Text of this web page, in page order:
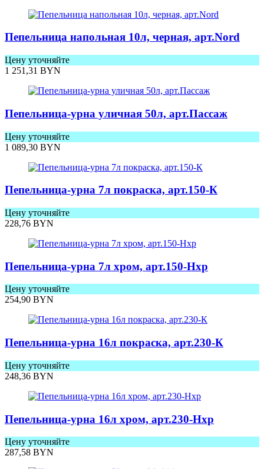
Пепельница напольная 10л, черная, арт.Nord
Цену уточняйте
1 251,31 BYN
Пепельница-урна уличная 50л, арт.Пассаж
Цену уточняйте
1 089,30 BYN
Пепельница-урна 7л покраска, арт.150-К
Цену уточняйте
228,76 BYN
Пепельница-урна 7л хром, арт.150-Нхр
Цену уточняйте
254,90 BYN
Пепельница-урна 16л покраска, арт.230-К
Цену уточняйте
248,36 BYN
Пепельница-урна 16л хром, арт.230-Нхр
Цену уточняйте
287,58 BYN